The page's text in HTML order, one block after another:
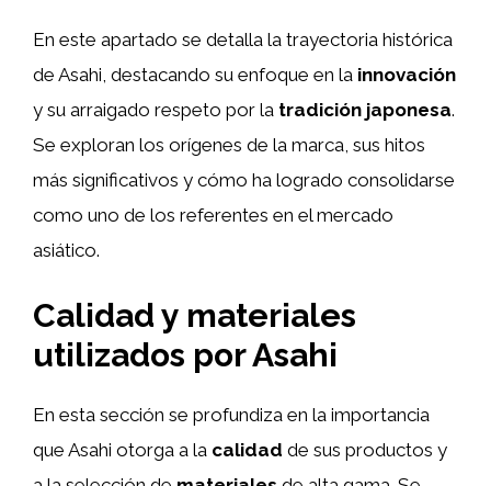
En este apartado se detalla la trayectoria histórica
de Asahi, destacando su enfoque en la innovación
y su arraigado respeto por la tradición japonesa.
Se exploran los orígenes de la marca, sus hitos
más significativos y cómo ha logrado consolidarse
como uno de los referentes en el mercado
asiático.
Calidad y materiales
utilizados por Asahi
En esta sección se profundiza en la importancia
que Asahi otorga a la calidad de sus productos y